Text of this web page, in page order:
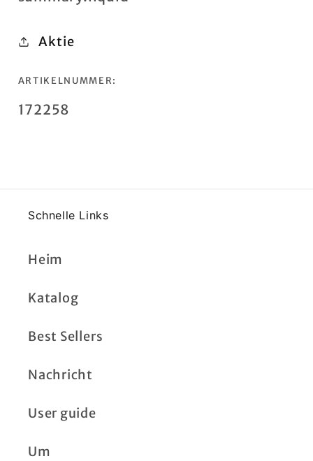
Aktie
ARTIKELNUMMER:
SKU:
172258
Schnelle Links
Heim
Katalog
Best Sellers
Nachricht
User guide
Um